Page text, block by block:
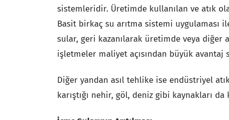
sistemleridir. Üretimde kullanılan ve atık
Basit birkaç su arıtma sistemi uygulaması
sular, geri kazanılarak üretimde veya diğer
işletmeler maliyet açısından büyük avantaj
Diğer yandan asıl tehlike ise endüstriyel
karıştığı nehir, göl, deniz gibi kaynakları